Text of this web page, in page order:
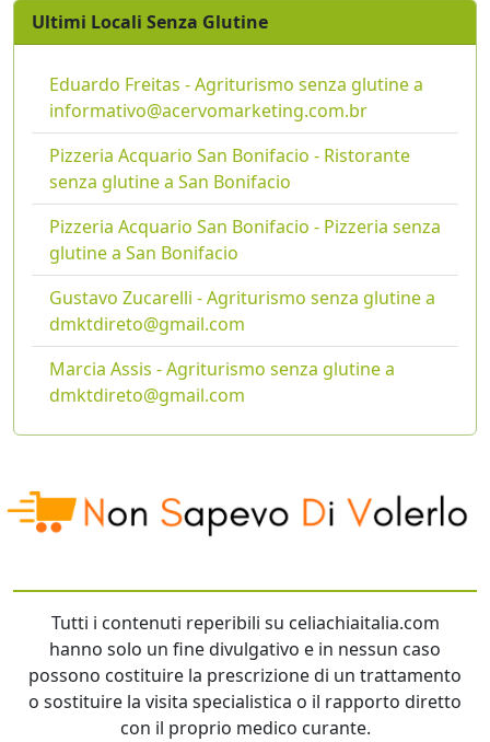
Ultimi Locali Senza Glutine
Eduardo Freitas - Agriturismo senza glutine a
informativo@acervomarketing.com.br
Pizzeria Acquario San Bonifacio - Ristorante
senza glutine a San Bonifacio
Pizzeria Acquario San Bonifacio - Pizzeria senza
glutine a San Bonifacio
Gustavo Zucarelli - Agriturismo senza glutine a
dmktdireto@gmail.com
Marcia Assis - Agriturismo senza glutine a
dmktdireto@gmail.com
Tutti i contenuti reperibili su celiachiaitalia.com
hanno solo un fine divulgativo e in nessun caso
possono costituire la prescrizione di un trattamento
o sostituire la visita specialistica o il rapporto diretto
con il proprio medico curante.